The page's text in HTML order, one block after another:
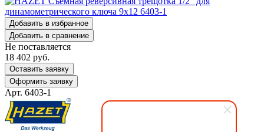
Добавить в избранное
Добавить в сравнение
Не поставляется
18 402 руб.
Оставить заявку
Оформить заявку
Арт. 6403-1